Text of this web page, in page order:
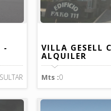
- VILLA GESELL
ALQUILER
Mts :0